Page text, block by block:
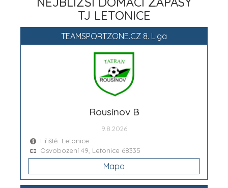
TJ LETONICE
TEAMSPORTZONE.CZ 8. Liga
Rousínov B
9.8.2026
Hřiště: Letonice
Osvobození 49, Letonice 68335
Mapa